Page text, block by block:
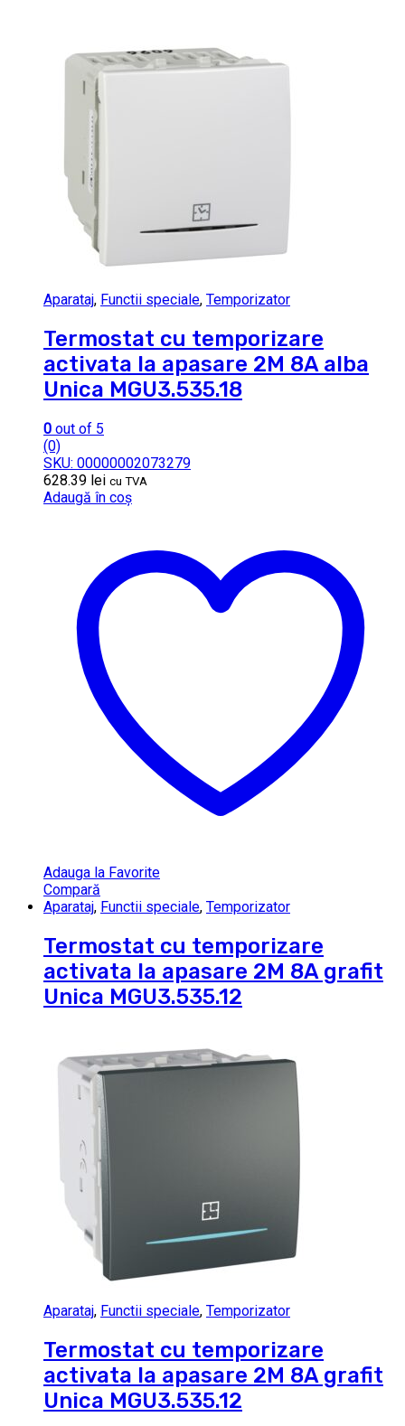
Aparataj, Functii speciale, Temporizator
Termostat cu temporizare
activata la apasare 2M 8A alba
Unica MGU3.535.18
0 out of 5
(0)
SKU: 00000002073279
628.39 lei cu TVA
Adaugă în coș
Adauga la Favorite
Compară
Aparataj, Functii speciale, Temporizator
Termostat cu temporizare
activata la apasare 2M 8A grafit
Unica MGU3.535.12
Aparataj, Functii speciale, Temporizator
Termostat cu temporizare
activata la apasare 2M 8A grafit
Unica MGU3.535.12